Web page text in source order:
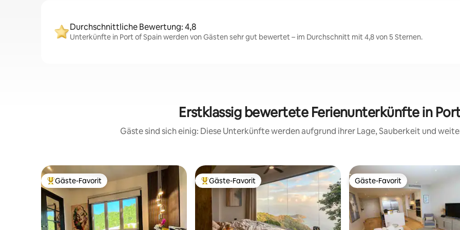
Durchschnittliche Bewertung: 4,8
Unterkünfte in Port of Spain werden von Gästen sehr gut bewertet – im Durchschnitt mit 4,8 von 5 Sternen.
Erstklassig bewertete Ferienunterkünfte in
Gäste sind sich einig: Diese Unterkünfte werden aufgrund ihrer Lage, Sauberkeit und
Beliebter Gäste-Favorit.
Gäste-Favorit Beliebter Gäste-Favorit.
Gäste-Favorit Gäste-Favorit
Gäste-Favorit